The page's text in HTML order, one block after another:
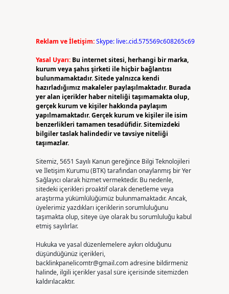
Reklam ve İletişim:Skype: live:.cid.575569c608265c69
Yasal Uyarı: Bu internet sitesi, herhangi bir marka,
kurum veya şahıs şirketi ile hiçbir bağlantısı
bulunmamaktadır. Sitede yalnızca kendi
hazırladığımız makaleler paylaşılmaktadır. Burada
yer alan içerikler haber niteliği taşımamakta olup,
gerçek kurum ve kişiler hakkında paylaşım
yapılmamaktadır. Gerçek kurum ve kişiler ile isim
benzerlikleri tamamen tesadüfidir. Sitemizdeki
bilgiler taslak halindedir ve tavsiye niteliği
taşımazlar.
Sitemiz, 5651 Sayılı Kanun gereğince Bilgi Teknolojileri
ve İletişim Kurumu (BTK) tarafından onaylanmış bir Yer
Sağlayıcı olarak hizmet vermektedir. Bu nedenle,
sitedeki içerikleri proaktif olarak denetleme veya
araştırma yükümlülüğümüz bulunmamaktadır. Ancak,
üyelerimiz yazdıkları içeriklerin sorumluluğunu
taşımakta olup, siteye üye olarak bu sorumluluğu kabul
etmiş sayılırlar.
Hukuka ve yasal düzenlemelere aykırı olduğunu
düşündüğünüz içerikleri,
backlinkpanelicomtr@gmail.comadresine bildirmeniz
halinde, ilgili içerikler yasal süre içerisinde sitemizden
kaldırılacaktır.